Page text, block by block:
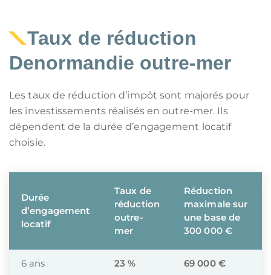
Taux de réduction
Denormandie outre-mer
Les taux de réduction d’impôt sont majorés pour
les investissements réalisés en outre-mer. Ils
dépendent de la durée d’engagement locatif
choisie.
Durée
d’engagement
locatif
Taux de
réduction
outre-
mer
Réduction
maximale sur
une base de
300 000 €
6 ans 23 % 69 000 €